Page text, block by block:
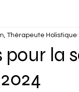
pour la
Thérapeute Holistique